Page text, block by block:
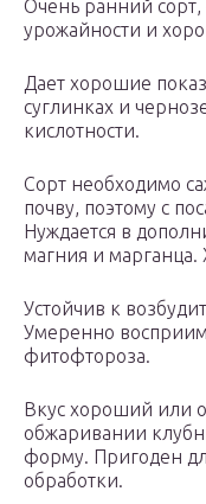
Очень ранний сорт,
урожайности и
Дает хорошие
суглинках и
кислотности.
Сорт необходимо
почву, поэтому с
Нуждается в
магния и
Устойчив к
Умеренно
фитофтороза.
Вкус хороший или
обжаривании
форму. Пригоден
обработки.